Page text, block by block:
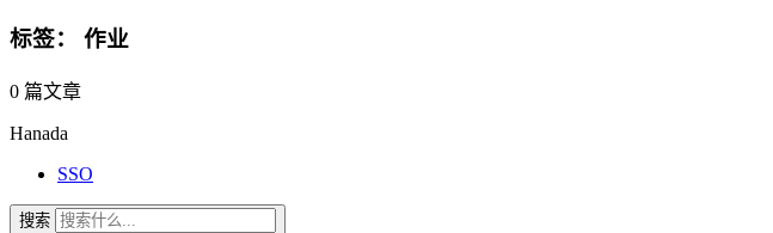
标签： 作业
0 篇文章
Hanada
SSO
搜索